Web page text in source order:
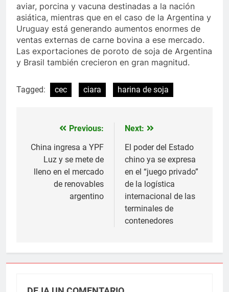
aviar, porcina y vacuna destinadas a la nación
asiática, mientras que en el caso de la Argentina y
Uruguay está generando aumentos enormes de
ventas externas de carne bovina a ese mercado.
Las exportaciones de poroto de soja de Argentina
y Brasil también crecieron en gran magnitud.
Tagged: cec ciara harina de soja
Navegación
de
entradas
Previous:
China ingresa a YPF
Luz y se mete de
lleno en el mercado
de renovables
argentino
Next:
El poder del Estado
chino ya se expresa
en el “juego privado”
de la logística
internacional de las
terminales de
contenedores